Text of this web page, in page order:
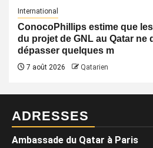
International
ConocoPhillips estime que
du projet de GNL au Qatar ne
dépasser quelques m
7 août 2026 Qatarien
ADRESSES
Ambassade du Qatar à Paris